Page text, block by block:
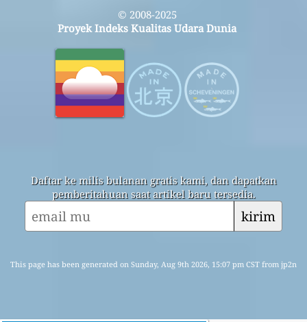
© 2008-2025
Proyek Indeks Kualitas Udara Dunia
Daftar ke milis bulanan gratis kami, dan dapatkan
pemberitahuan saat artikel baru tersedia.
kirim
This page has been generated on Sunday, Aug 9th 2026, 15:07 pm CST from jp2n